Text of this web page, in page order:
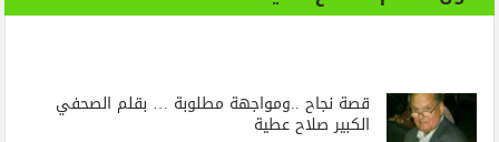
قصة نجاح ..ومواجهة مطلوبة … بقلم الصحفي
الكبير صلاح عطية